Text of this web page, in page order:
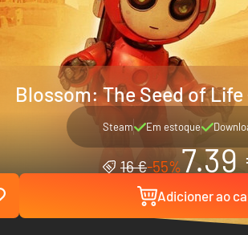
Blossom: The Seed of Life
Steam Em estoque
16 €-55%7.39
Adicioner ao